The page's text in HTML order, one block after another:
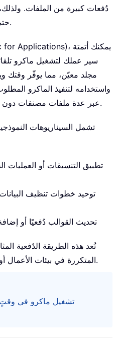
دُفعات كبيرة من الملفات.
حتميةً لتعزيز الإنتاجية والدقة معًا.
سير عملك لتشغيل ماكرو
مجلد معيّن، مما يوفّر وقتك
عبر عدة ملفات مصنفات دون الحاجة إلى فتح كل ملف يدويًا.
تشمل السيناريوهات
تطبيق التنسيقات أو
توحيد خطوات تنظيف
تحديث القوالب دُفعيًا أو
تُعد هذه الطريقة الدُفعية
مهام Excel المتكررة في بيئات الأعمال أو التعليم أو البحث.